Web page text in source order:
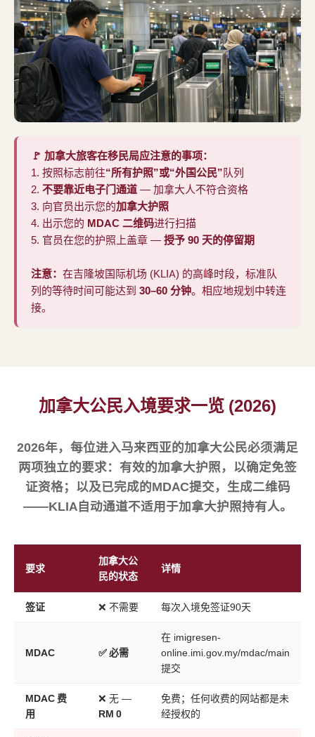
🚩 加拿大旅客在移民局应注意的事项：
1. 按照标志前往“所有护照”或“外国公民”队列
2. 不要靠近电子门通道 — 加拿大人不符合资格
3. 向官员出示您的加拿大护照
4. 出示您的 MDAC 二维码进行扫描
5. 官员在您的护照上盖章 — 授予 90 天的停留期
注意： 在吉隆坡国际机场 (KLIA) 的高峰时段，标准队
列的等待时间可能达到 30–60 分钟。相应地规划中转连
接。
加拿大公民入境要求一览 (2026)
2026年，每位进入马来西亚的加拿大公民必须满足
两项独立的要求：有效的加拿大护照，以确定免签
证资格；以及已完成的MDAC提交，生成二维码
——KLIA自动通道不适用于加拿大护照持有人。
要求
加拿大公
民的状态
详情
签证 ❌ 不需要 每次入境免签证90天
MDAC ✅ 必需
在 imigresen-
online.imi.gov.my/mdac/main
提交
MDAC 费
用
❌ 无 —
RM 0
免费；任何收费的网站都是未
经授权的